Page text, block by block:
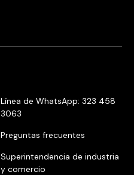
Línea de WhatsApp: 323 458
3063
Preguntas frecuentes
Superintendencia de industria
y comercio